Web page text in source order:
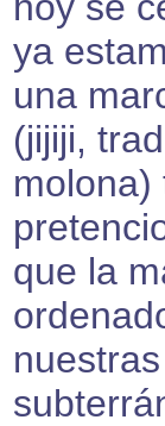
ya
una
(jijiji,
molona)
que la